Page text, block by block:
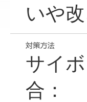
いや
サイ
合：